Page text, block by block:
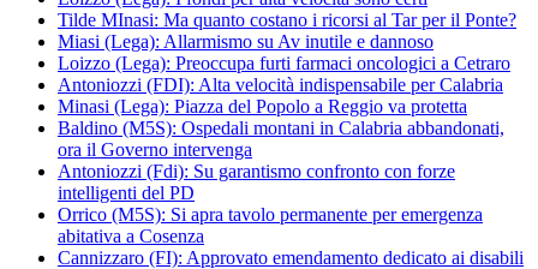
Tilde MInasi: Ma quanto costano i ricorsi al Tar per il Ponte?
Miasi (Lega): Allarmismo su Av inutile e dannoso
Loizzo (Lega): Preoccupa furti farmaci oncologici a Cetraro
Antoniozzi (FDI): Alta velocità indispensabile per Calabria
Minasi (Lega): Piazza del Popolo a Reggio va protetta
Baldino (M5S): Ospedali montani in Calabria abbandonati,
ora il Governo intervenga
Antoniozzi (Fdi): Su garantismo confronto con forze
intelligenti del PD
Orrico (M5S): Si apra tavolo permanente per emergenza
abitativa a Cosenza
Cannizzaro (FI): Approvato emendamento dedicato ai disabili